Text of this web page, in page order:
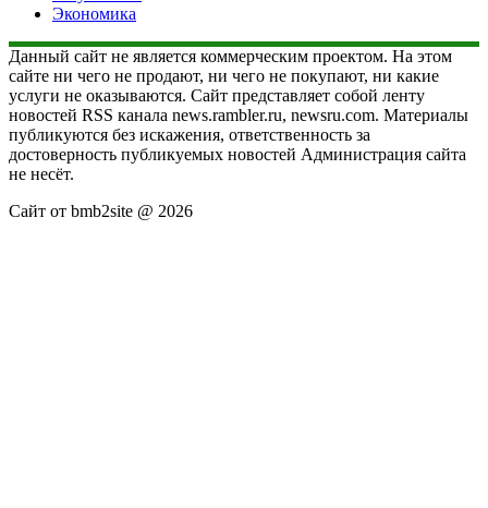
Экономика
Данный сайт не является коммерческим проектом. На этом
сайте ни чего не продают, ни чего не покупают, ни какие
услуги не оказываются. Сайт представляет собой ленту
новостей RSS канала news.rambler.ru, newsru.com. Материалы
публикуются без искажения, ответственность за
достоверность публикуемых новостей Администрация сайта
не несёт.
Сайт от bmb2site @ 2026